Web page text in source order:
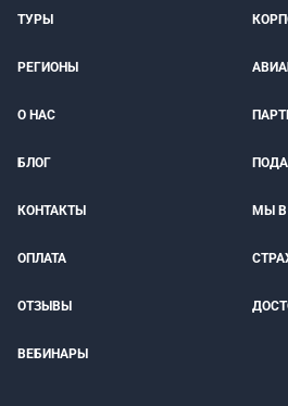
ТУРЫ
РЕГИОНЫ
О НАС
БЛОГ
КОНТАКТЫ МЫ
ОПЛАТА
ОТЗЫВЫ
ВЕБИНАРЫ